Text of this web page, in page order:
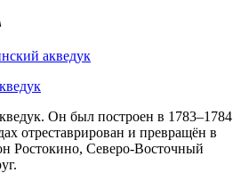
Он был построен в 1783–1784
отреставрирован и превращён в
Ростокино, Северо-Восточный